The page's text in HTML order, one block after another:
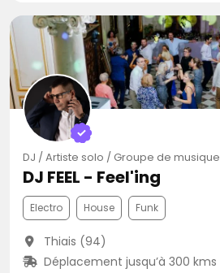
DJ / Artiste solo / Groupe de musique
DJ FEEL - Feel'ing
Electro House Funk
Thiais (94)
Déplacement jusqu’à 300 kms